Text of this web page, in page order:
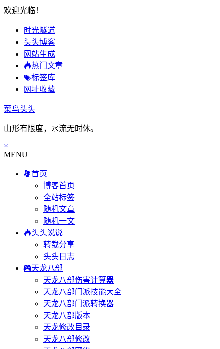
欢迎光临！
时光隧道
头头博客
网站生成
热门文章
标签库
网址收藏
菜鸟头头
山形有限度，水流无时休。
×
MENU
首页
博客首页
全站标签
随机文章
随机一文
头头说说
转载分享
头头日志
天龙八部
天龙八部伤害计算器
天龙八部门派技能大全
天龙八部门派转换器
天龙八部版本
天龙修改目录
天龙八部修改